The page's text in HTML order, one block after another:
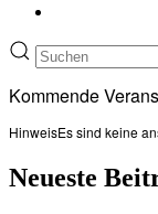
Kommende
HinweisEs sind keine
Neueste